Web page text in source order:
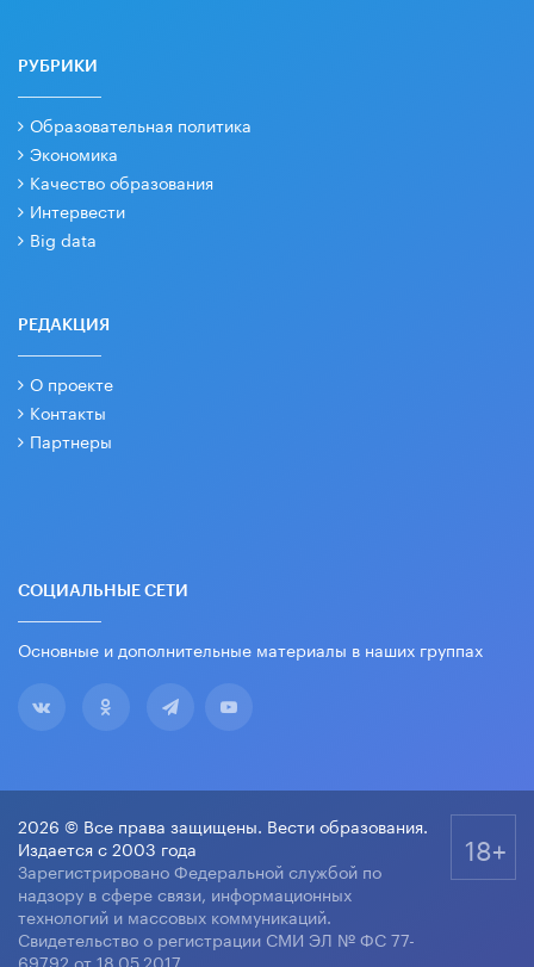
РУБРИКИ
Образовательная политика
Экономика
Качество образования
Интервести
Big data
РЕДАКЦИЯ
О проекте
Контакты
Партнеры
СОЦИАЛЬНЫЕ СЕТИ
Основные и дополнительные материалы в наших группах
2026 © Все права защищены. Вести образования.
Издается с 2003 года
Зарегистрировано Федеральной службой по
надзору в сфере связи, информационных
технологий и массовых коммуникаций.
Свидетельство о регистрации СМИ ЭЛ № ФС 77-
69792 от 18.05.2017
18+